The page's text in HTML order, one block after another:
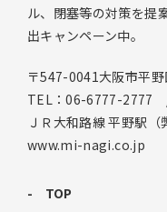
ル、閉塞等の対策を提
出キャンペーン中。
〒547-0041大阪市平
TEL：06-6777-2777
ＪＲ大和路線 平野駅（
www.mi-nagi.co.jp
TOP